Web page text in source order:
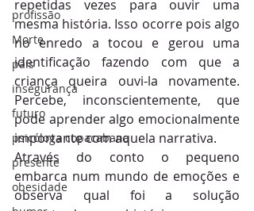
profissão
Morte
pais
insegurança
futuro
psicóloga copacabana
presente
obesidade
repetidas vezes para ouvir uma
mesma história. Isso ocorre pois algo
no enredo a tocou e gerou uma
identificação fazendo com que a
criança queira ouvi-la novamente.
Percebe, inconscientemente, que
pode aprender algo emocionalmente
importante com aquela narrativa.
Através do conto o pequeno
embarca num mundo de emoções e
observa qual foi a solução